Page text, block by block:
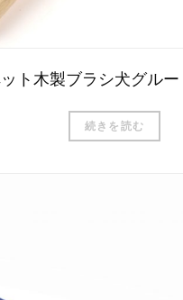
ト木製ブラシ犬グル
続きを読む